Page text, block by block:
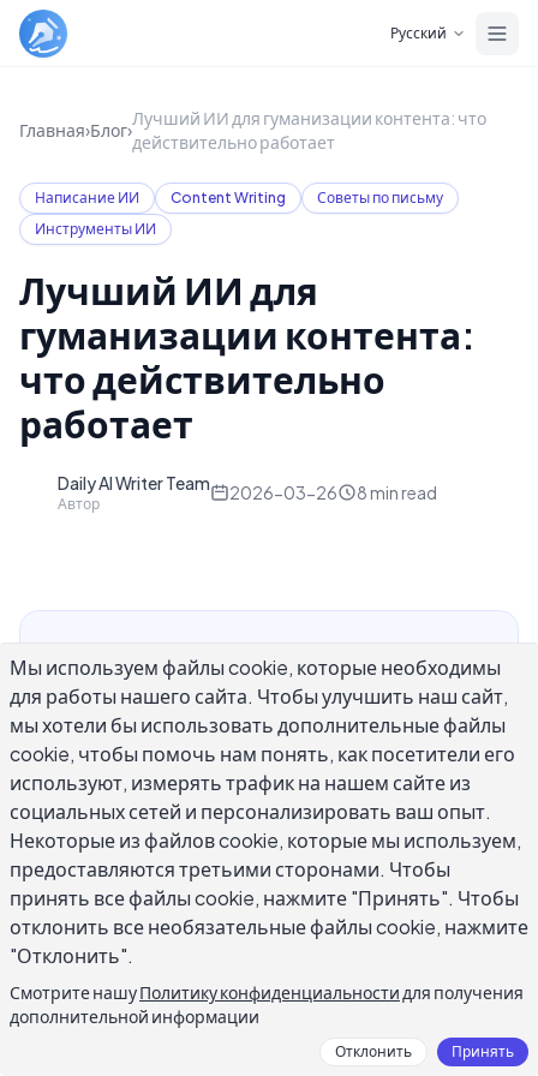
Русский
Главная›Блог›
Лучший ИИ для гуманизации контента: что
действительно работает
Написание ИИ Content Writing
Советы по письму
Инструменты ИИ
Лучший ИИ для
гуманизации контента:
что действительно
работает
Daily AI Writer Team
Автор
2026-03-26 8 min read
Найти лучший ИИ для гуманизации контента
сложнее, чем кажется. Большинство
инструментов обещают избавить текст,
созданный ИИ, от робота, но доставляют что-
то, похожее на атаку синонимов на ваш
оригинальный черновик. Настоящая цель не
в том, чтобы обмануть детектор – это писать,
как человек, у которого есть что-то
конкретное сказать. Это руководство
объясняет, что на самом деле требует
гуманизация, что отделяет инструменты,
которые работают, от тех, которые тратят
ваше время, и как сделать ваш контент
настоящим человеческим без переделки с
Мы используем файлы cookie, которые необходимы
для работы нашего сайта. Чтобы улучшить наш сайт,
мы хотели бы использовать дополнительные файлы
cookie, чтобы помочь нам понять, как посетители его
используют, измерять трафик на нашем сайте из
социальных сетей и персонализировать ваш опыт.
Некоторые из файлов cookie, которые мы используем,
предоставляются третьими сторонами. Чтобы
принять все файлы cookie, нажмите "Принять". Чтобы
отклонить все необязательные файлы cookie, нажмите
"Отклонить".
Смотрите нашуПолитику конфиденциальности для получения
дополнительной информации
Отклонить Принять